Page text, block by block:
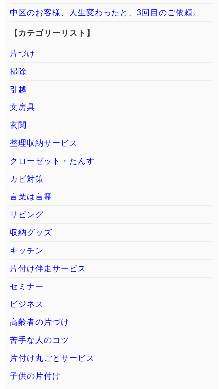
中区のお客様、人生変わったと、3回目のご依頼。
【カテゴリーリスト】
片づけ
掃除
引越
文房具
玄関
整理収納サービス
クローゼット・たんす
カビ対策
言葉は言霊
リビング
収納グッズ
キッチン
片付け伴走サービス
セミナー
ビジネス
高齢者の片づけ
苦手な人のコツ
片付け丸ごとサービス
子供の片付け